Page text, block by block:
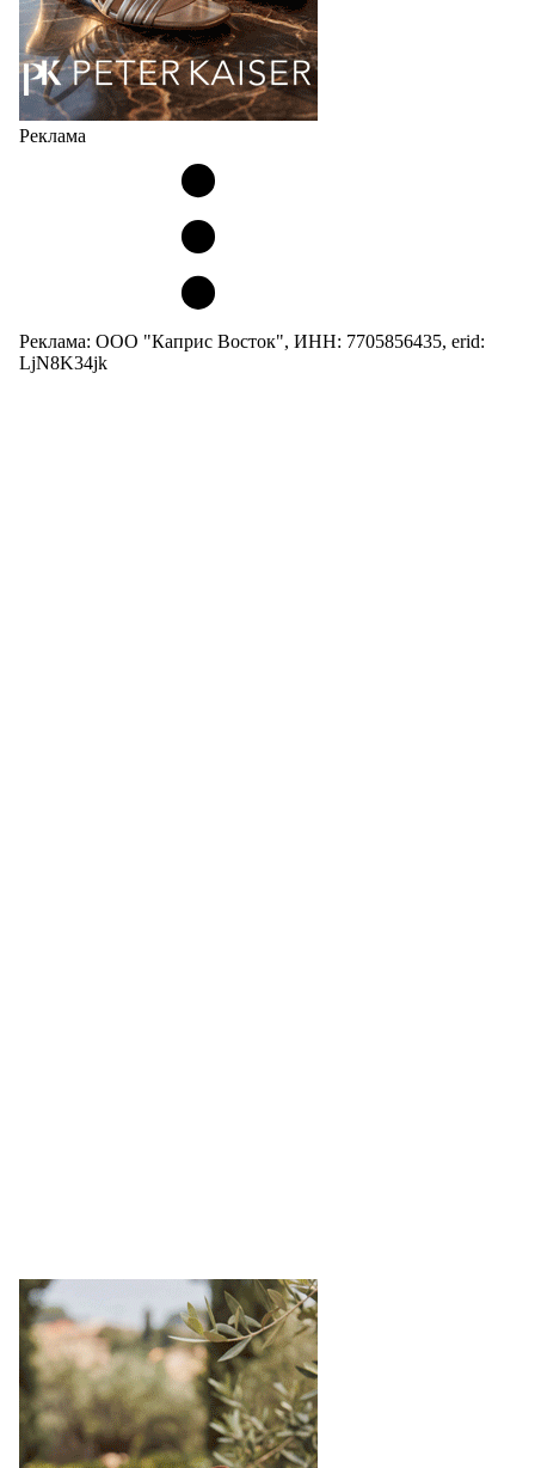
Реклама
Реклама: ООО "Каприс Восток", ИНН: 7705856435, erid:
LjN8K34jk